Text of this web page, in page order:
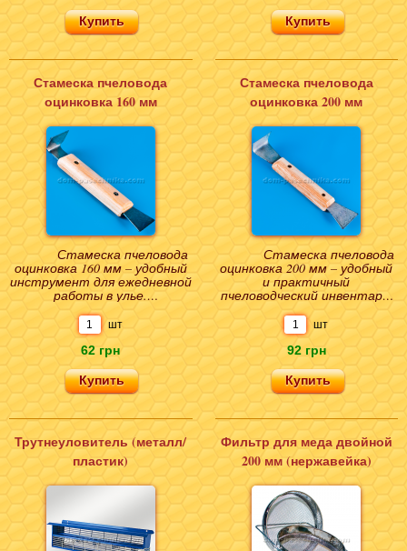
шт
62 грн
Стамеска пчеловода
оцинковка 160 мм
Стамеска пчеловода
оцинковка 160 мм – удобный
инструмент для ежедневной
работы в улье.
Отличительной чертой
приспособления является .. шт
92 грн
Стамеска пчеловода
оцинковка 200 мм
Стамеска пчеловода
оцинковка 200 мм – удобный
и практичный
пчеловодческий инвентарь.
Данное приспособление
можно смело отнести к
кат..
Трутнеуловитель (металл/
пластик)
Фильтр для меда двойной
200 мм (нержавейка)